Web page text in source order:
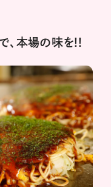
、本場の味を!!